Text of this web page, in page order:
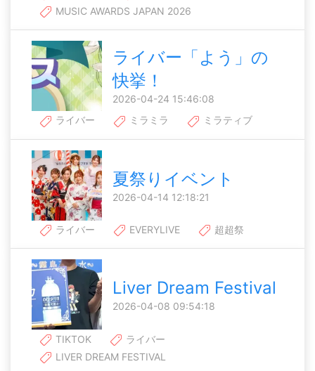
MUSIC AWARDS JAPAN 2026
ライバー「よう」の
快挙！
2026-04-24 15:46:08
ライバー
ミラミラ ミラティブ
夏祭りイベント
2026-04-14 12:18:21
ライバー EVERYLIVE 超超祭
Liver Dream Festival
2026-04-08 09:54:18
TIKTOK
ライバー
LIVER DREAM FESTIVAL